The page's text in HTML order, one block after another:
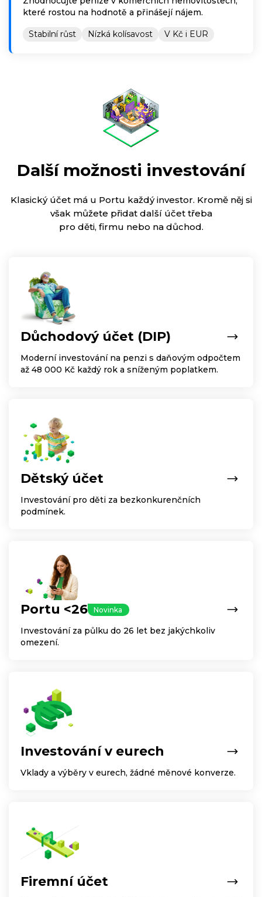
které rostou na hodnotě a přinášejí nájem.
Stabilní růst Nízká kolísavost V Kč i EUR
Další možnosti investování
Klasický účet má u Portu každý investor. Kromě něj si
však můžete přidat další účet třeba
pro děti, firmu nebo na důchod.
Důchodový účet (DIP)
Moderní investování na penzi s daňovým odpočtem
až 48 000 Kč každý rok a sníženým poplatkem.
Dětský účet
Investování pro děti za bezkonkurenčních
podmínek.
Portu <26 Novinka
Investování za půlku do 26 let bez jakýchkoliv
omezení.
Investování v eurech
Vklady a výběry v eurech, žádné měnové konverze.
Firemní účet